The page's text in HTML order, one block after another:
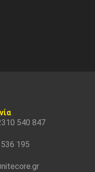
540 847
195